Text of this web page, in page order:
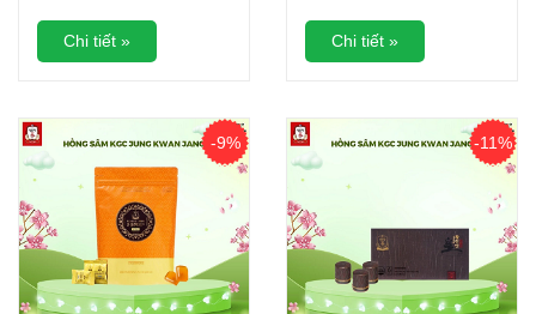
Chi tiết » Chi tiết »
-9% -11%